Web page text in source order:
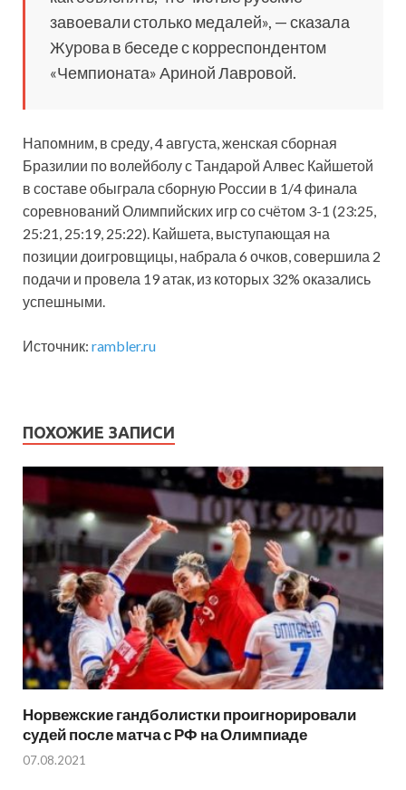
завоевали столько медалей», — сказала
Журова в беседе с корреспондентом
«Чемпионата» Ариной Лавровой.
Напомним, в среду, 4 августа, женская сборная
Бразилии по волейболу с Тандарой Алвес Кайшетой
в составе обыграла сборную России в 1/4 финала
соревнований Олимпийских игр со счётом 3-1 (23:25,
25:21, 25:19, 25:22). Кайшета, выступающая на
позиции доигровщицы, набрала 6 очков, совершила 2
подачи и провела 19 атак, из которых 32% оказались
успешными.
Источник: rambler.ru
ПОХОЖИЕ ЗАПИСИ
Норвежские гандболистки проигнорировали
судей после матча с РФ на Олимпиаде
07.08.2021